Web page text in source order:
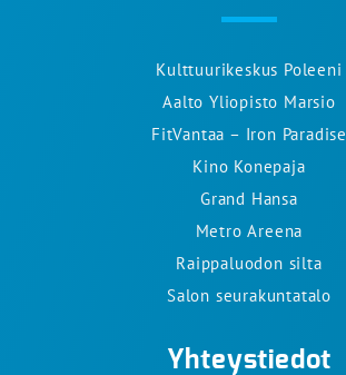
Kulttuurikeskus Poleeni
Aalto Yliopisto Marsio
FitVantaa – Iron Paradise
Kino Konepaja
Grand Hansa
Metro Areena
Raippaluodon silta
Salon seurakuntatalo
Yhteystiedot